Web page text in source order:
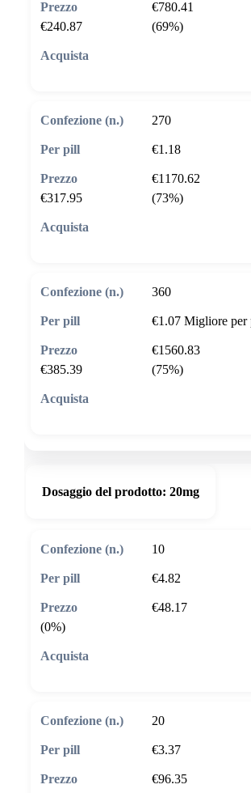
€780.41
€240.87
(69%)
270
€1.18
€1170.62
€317.95
(73%)
360
€1.07 Migliore per
€1560.83
€385.39
(75%)
Dosaggio del prodotto: 20mg
10
€4.82
€48.17
(0%)
20
€3.37
€96.35